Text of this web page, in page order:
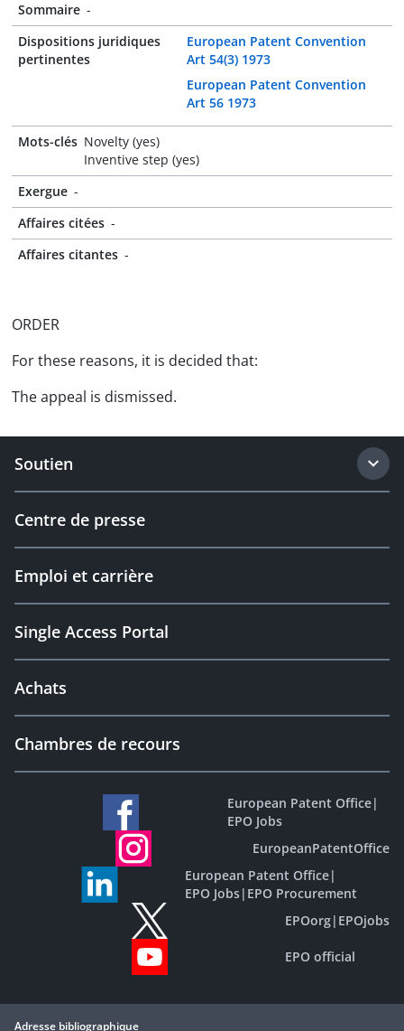
Sommaire -
Dispositions juridiques
pertinentes
European Patent Convention
Art 54(3) 1973
European Patent Convention
Art 56 1973
Mots-clés Novelty (yes)
Inventive step (yes)
Exergue -
Affaires citées -
Affaires citantes -
ORDER
For these reasons, it is decided that:
The appeal is dismissed.
Soutien
Centre de presse
Emploi et carrière
Single Access Portal
Achats
Chambres de recours
European Patent Office|
EPO Jobs
EuropeanPatentOffice
European Patent Office|
EPO Jobs| EPO Procurement
EPOorg| EPOjobs
EPO official
Adresse bibliographique